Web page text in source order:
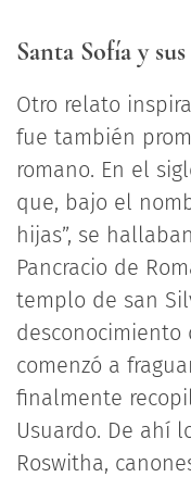
Santa Sofía y
Otro relato
fue también
romano. En el
que, bajo el
hijas”, se
Pancracio de
templo de san
comenzó a
finalmente
Usuardo. De ahí
Roswitha,